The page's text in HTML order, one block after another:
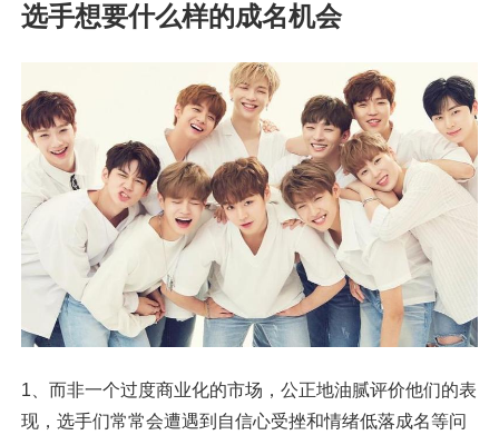
选手想要什么样的成名机会
1、而非一个过度商业化的市场，公正地油腻评价他们的表
现，选手们常常会遭遇到自信心受挫和情绪低落成名等问